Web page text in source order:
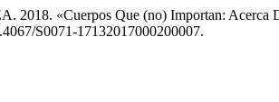
2018. «Cuerpos Que (no) Importan: Acerca
S0071-17132017000200007.